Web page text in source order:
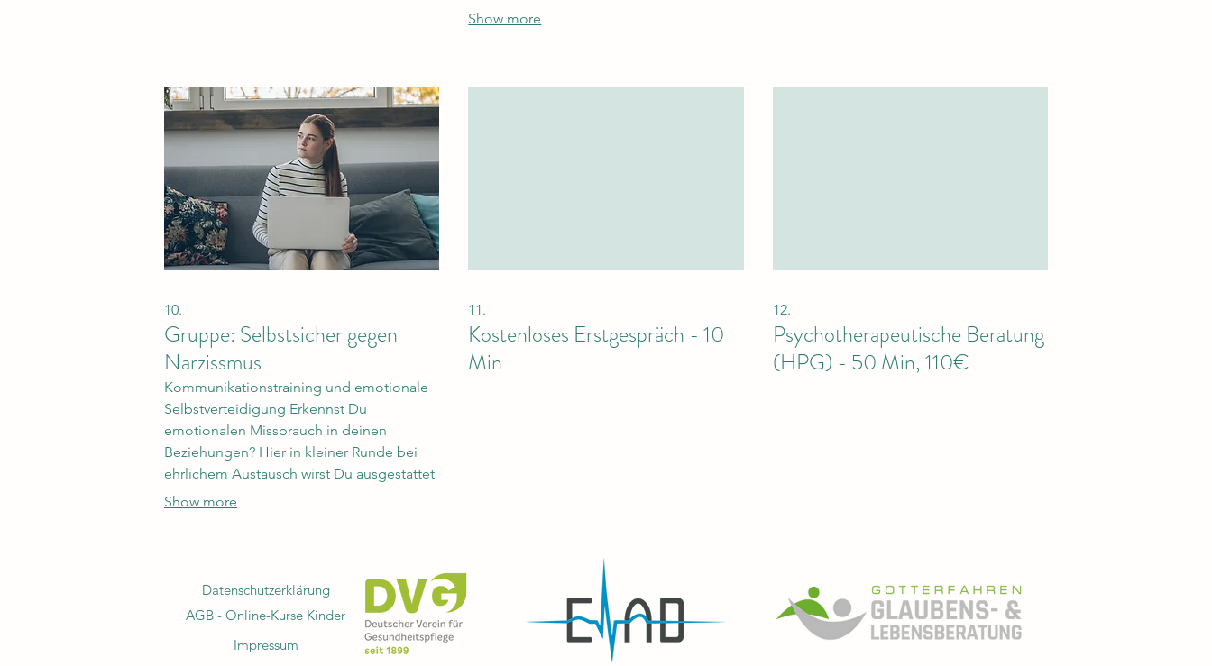
aussichtslos. Dafür stellen wir Euch
fachkundige Therapeuten an die Seite.
eigenen Wert und Zugang zum Glauben
Show more
widerstandsfähig macht.
10.
Gruppe: Selbstsicher gegen
Narzissmus
Kommunikationstraining und emotionale
Selbstverteidigung Erkennst Du
emotionalen Missbrauch in deinen
Beziehungen? Hier in kleiner Runde bei
ehrlichem Austausch wirst Du ausgestattet
mit Impulsen, um bei Deinen individuellen
sondern selbst die Führung im
Miteinander übernehmen zu können.
Show more
11.
Kostenloses Erstgespräch - 10
Min
12.
Psychotherapeutische Beratung
(HPG) - 50 Min, 110€
Datenschutzerklärung
AGB - Online-Kurse Kinder
Impressum